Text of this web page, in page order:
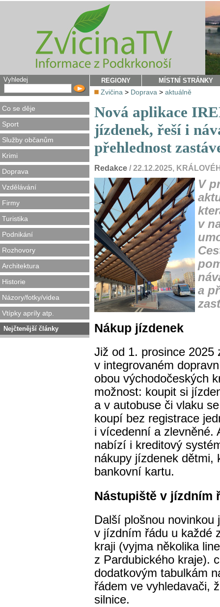
Vyhledej
Co se děje
Sport
Služby občanům
Krimi
Doprava
Vzdělávání
Firmy
Turistika
Podnikání
Rozhovory
Architektura
Historie
Názory/fotky/videa
Vtípky apríly atp.
Nejčtenější články
REGIONY MÍSTNÍ STRÁNKY
Zvičina > Doprava > aktuálně
Nová aplikace
jízdenek, řeší i
přehlednost
Redakce / 22.12.2025,
V
v
a
Nákup jízdenek
Již od 1. prosince
v integrovaném
obou východočeských
možnost: koupit si
a v autobuse či vlaku
koupí bez registrace
i vícedenní a zlevněné.
nabízí i kreditový
nákupy jízdenek dětmi,
bankovní kartu.
Nástupiště v jízdním
Další plošnou
v jízdním řádu u každé
kraji (vyjma několika
z Pardubického kraje).
dodatkovým tabulkám
řádem ve vyhledavači,
silnice.